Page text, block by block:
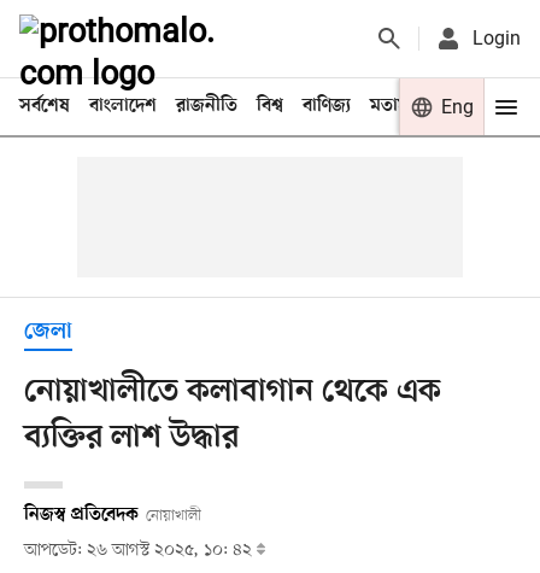
Login
সর্বশেষ বাংলাদেশ রাজনীতি বিশ্ব বাণিজ্য মতামত খেলা
Eng
জেলা
নোয়াখালীতে কলাবাগান থেকে এক
ব্যক্তির লাশ উদ্ধার
নিজস্ব প্রতিবেদক নোয়াখালী
আপডেট: ২৬ আগস্ট ২০২৫, ১০: ৪২